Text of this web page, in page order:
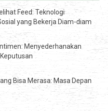
Feed: Teknologi
yang Bekerja Diam-diam
Menyederhanakan
Bisa Merasa: Masa Depan